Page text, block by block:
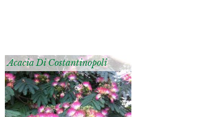
Acacia Di Costantinopoli